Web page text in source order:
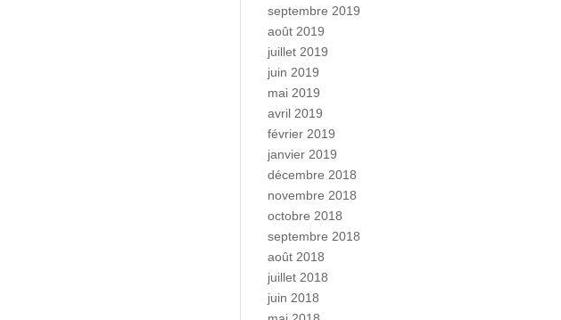
septembre 2019
août 2019
juillet 2019
juin 2019
mai 2019
avril 2019
février 2019
janvier 2019
décembre 2018
novembre 2018
octobre 2018
septembre 2018
août 2018
juillet 2018
juin 2018